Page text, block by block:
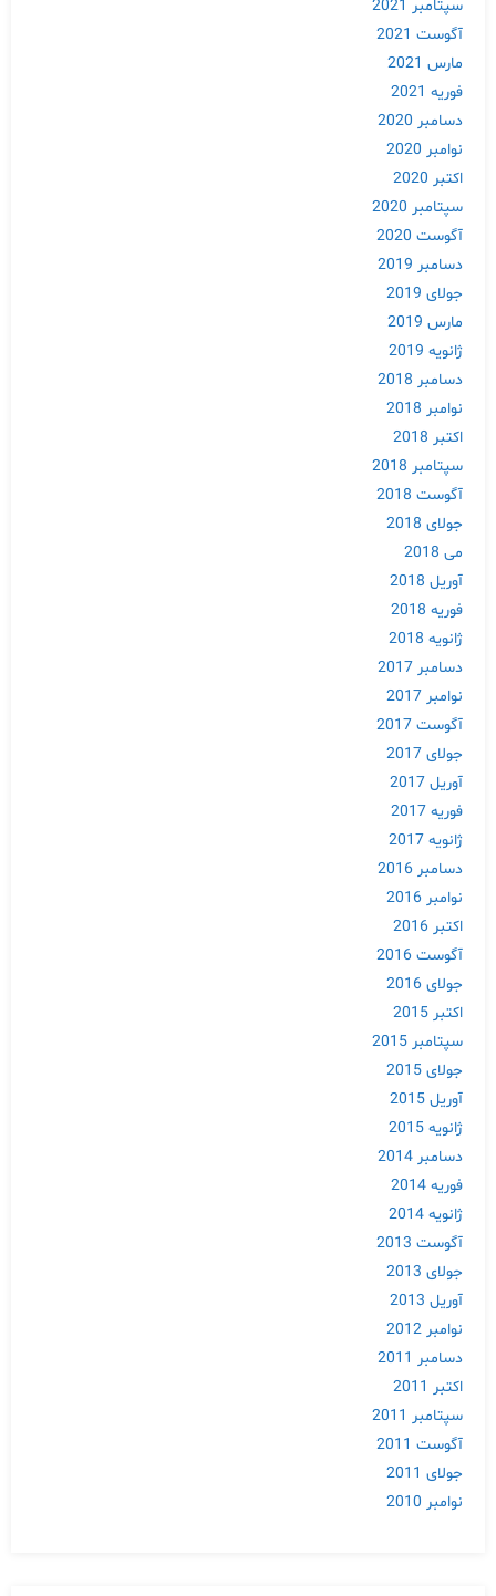
سپتامبر 2021
آگوست 2021
مارس 2021
فوریه 2021
دسامبر 2020
نوامبر 2020
اکتبر 2020
سپتامبر 2020
آگوست 2020
دسامبر 2019
جولای 2019
مارس 2019
ژانویه 2019
دسامبر 2018
نوامبر 2018
اکتبر 2018
سپتامبر 2018
آگوست 2018
جولای 2018
می 2018
آوریل 2018
فوریه 2018
ژانویه 2018
دسامبر 2017
نوامبر 2017
آگوست 2017
جولای 2017
آوریل 2017
فوریه 2017
ژانویه 2017
دسامبر 2016
نوامبر 2016
اکتبر 2016
آگوست 2016
جولای 2016
اکتبر 2015
سپتامبر 2015
جولای 2015
آوریل 2015
ژانویه 2015
دسامبر 2014
فوریه 2014
ژانویه 2014
آگوست 2013
جولای 2013
آوریل 2013
نوامبر 2012
دسامبر 2011
اکتبر 2011
سپتامبر 2011
آگوست 2011
جولای 2011
نوامبر 2010